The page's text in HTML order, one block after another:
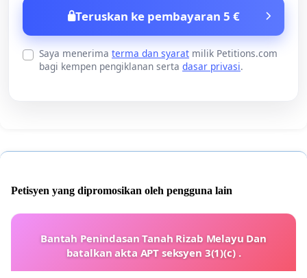
Teruskan ke pembayaran 5 €
Saya menerima terma dan syarat milik Petitions.com
bagi kempen pengiklanan serta dasar privasi.
Petisyen yang dipromosikan oleh pengguna lain
Bantah Penindasan Tanah Rizab Melayu Dan
batalkan akta APT seksyen 3(1)(c) .